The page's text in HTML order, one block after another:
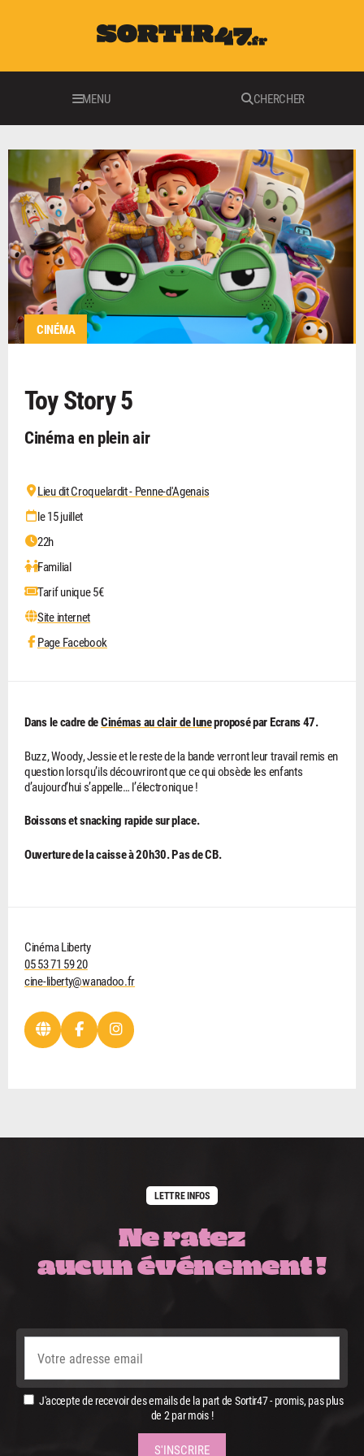
MENU CHERCHER
CINÉMA
Toy Story 5
Cinéma en plein air
Lieu dit Croquelardit - Penne-d'Agenais
le 15 juillet
22h
Familial
Tarif unique 5€
Site internet
Page Facebook
Dans le cadre deCinémas au clair de luneproposé par Ecrans 47.
Buzz, Woody, Jessie et le reste de la bande verront leur travail remis en
question lorsqu’ils découvriront que ce qui obsède les enfants
d’aujourd’hui s’appelle… l’électronique !
Boissons et snacking rapide sur place.
Ouverture de la caisse à 20h30. Pas de CB.
Cinéma Liberty
05 53 71 59 20
cine-liberty@wanadoo.fr
LETTRE INFOS
Ne ratez
aucun événement !
J'accepte de recevoir des emails de la part de Sortir47 - promis, pas plus
de 2 par mois !